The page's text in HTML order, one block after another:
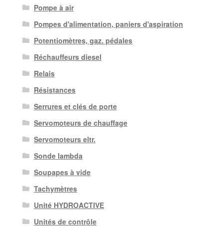
Pompe à air
Pompes d'alimentation, paniers d'aspiration
Potentiomètres, gaz. pédales
Réchauffeurs diesel
Relais
Résistances
Serrures et clés de porte
Servomoteurs de chauffage
Servomoteurs eltr.
Sonde lambda
Soupapes à vide
Tachymètres
Unité HYDROACTIVE
Unités de contrôle